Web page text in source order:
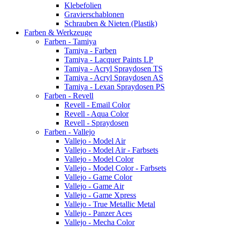
Klebefolien
Gravierschablonen
Schrauben & Nieten (Plastik)
Farben & Werkzeuge
Farben - Tamiya
Tamiya - Farben
Tamiya - Lacquer Paints LP
Tamiya - Acryl Spraydosen TS
Tamiya - Acryl Spraydosen AS
Tamiya - Lexan Spraydosen PS
Farben - Revell
Revell - Email Color
Revell - Aqua Color
Revell - Spraydosen
Farben - Vallejo
Vallejo - Model Air
Vallejo - Model Air - Farbsets
Vallejo - Model Color
Vallejo - Model Color - Farbsets
Vallejo - Game Color
Vallejo - Game Air
Vallejo - Game Xpress
Vallejo - True Metallic Metal
Vallejo - Panzer Aces
Vallejo - Mecha Color